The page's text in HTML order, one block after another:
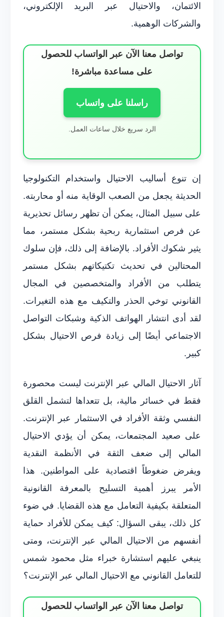
الائتمان، والاحتيال عبر البريد الإلكتروني،
والشركات الوهمية.
تواصل معنا الآن عبر الواتساب للحصول
على مساعدة مباشرة!
راسلنا على واتساب
الرد سريع خلال ساعات العمل.
إن تنوع أساليب الاحتيال واستخدام التكنولوجيا
الحديثة يجعل من الصعب الوقاية منه أو محاربته.
على سبيل المثال، يمكن أن تظهر رسائل تحذيرية
عن فرص استثمارية ربحية بشكل مستمر، مما
يثير شكوك الأفراد. بالإضافة إلى ذلك، فإن سلوك
المحتالين في تحديث تكتيكاتهم بشكل مستمر
يتطلب من الأفراد والمتخصصين في المجال
القانوني توخي الحذر والتكيف مع هذه التغيرات.
لقد أدى انتشار الهواتف الذكية وشبكات التواصل
الاجتماعي أيضًا إلى زيادة فرص الاحتيال بشكل
كبير.
آثار الاحتيال المالي عبر الإنترنت ليست محصورة
فقط في خسائر مالية، بل تتعداها لتشمل القلق
النفسي وثقة الأفراد في الاستثمار عبر الإنترنت.
على صعيد المجتمعات، يمكن أن يؤدي الاحتيال
المالي إلى ضعف الثقة في الأنظمة النقدية
ويفرض ضغوطاً اقتصادية على المواطنين. هذا
الأمر يبرز أهمية التسليح بالمعرفة القانونية
المتعلقة بكيفية التعامل مع هذه القضايا. في ضوء
كل ذلك، يبقى السؤال: كيف يمكن للأفراد حماية
أنفسهم من الاحتيال المالي عبر الإنترنت، ومتى
ينبغي عليهم استشارة خبراء مثل محمود شمس
للتعامل القانوني مع الاحتيال المالي عبر الإنترنت؟
تواصل معنا الآن عبر الواتساب للحصول